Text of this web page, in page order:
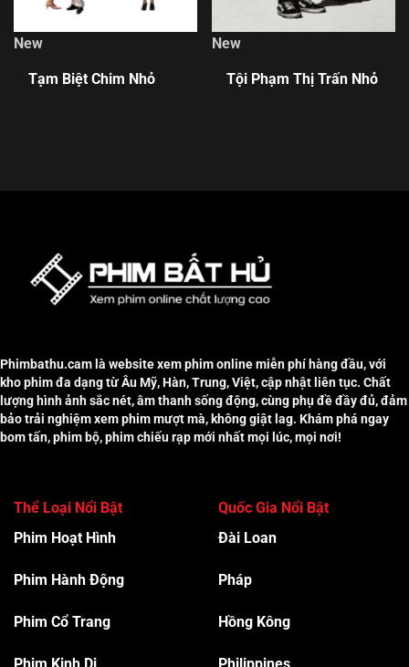
New
Tạm Biệt Chim Nhỏ
New
Tội Phạm Thị Trấn Nhỏ
Phimbathu.cam là website xem phim online miễn phí hàng đầu, với
kho phim đa dạng từ Âu Mỹ, Hàn, Trung, Việt, cập nhật liên tục. Chất
lượng hình ảnh sắc nét, âm thanh sống động, cùng phụ đề đầy đủ, đảm
bảo trải nghiệm xem phim mượt mà, không giật lag. Khám phá ngay
bom tấn, phim bộ, phim chiếu rạp mới nhất mọi lúc, mọi nơi!
Thể Loại Nổi Bật
Phim Hoạt Hình
Phim Hành Động
Phim Cổ Trang
Quốc Gia Nổi Bật
Đài Loan
Pháp
Hồng Kông